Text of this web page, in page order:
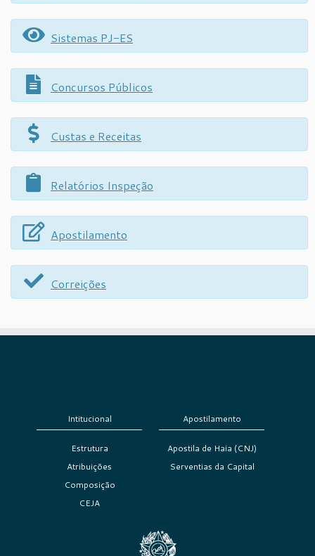
Sistemas PJ-ES
Concursos Públicos
Custas e Receitas
Relatórios Inspeção
Apostilamento
Correições
Intitucional
Estrutura
Atribuições
Composição
CEJA
Apostilamento
Apostila de Haia (CNJ)
Serventias da Capital